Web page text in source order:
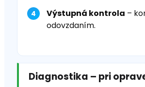
Výstupná kontrola –
odovzdaním.
Diagnostika – pri